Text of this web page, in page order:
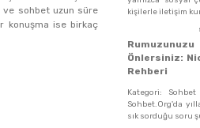
ve sohbet uzun süre
konuşma ise birkaç
kişilerle iletişim
Önlersiniz:
Rehberi
Kategori:
Sohbet.Org'da
sık sorduğu soru